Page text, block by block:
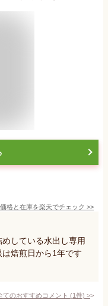
価格と在庫を楽天でチェック >>
している水出し専用
焙煎日から1年です
てのおすすめコメント (1件) >